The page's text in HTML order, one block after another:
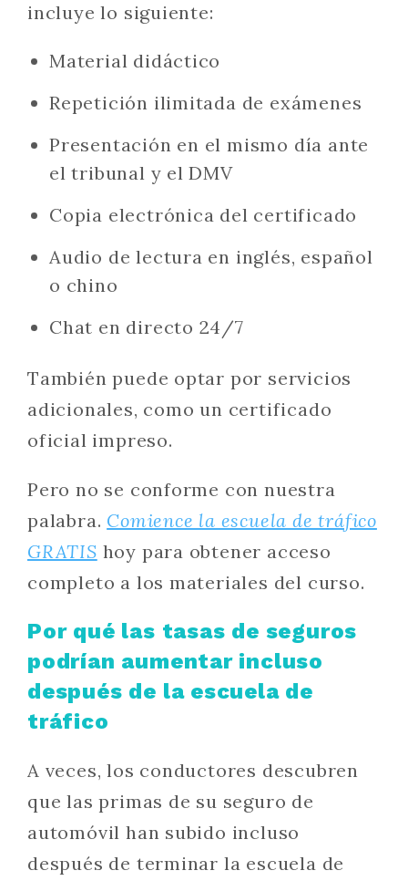
incluye lo siguiente:
Material didáctico
Repetición ilimitada de exámenes
Presentación en el mismo día ante
el tribunal y el DMV
Copia electrónica del certificado
Audio de lectura en inglés, español
o chino
Chat en directo 24/7
También puede optar por servicios
adicionales, como un certificado
oficial impreso.
Pero no se conforme con nuestra
palabra. Comience la escuela de tráfico
GRATIS hoy para obtener acceso
completo a los materiales del curso.
Por qué las tasas de seguros
podrían aumentar incluso
después de la escuela de
tráfico
A veces, los conductores descubren
que las primas de su seguro de
automóvil han subido incluso
después de terminar la escuela de